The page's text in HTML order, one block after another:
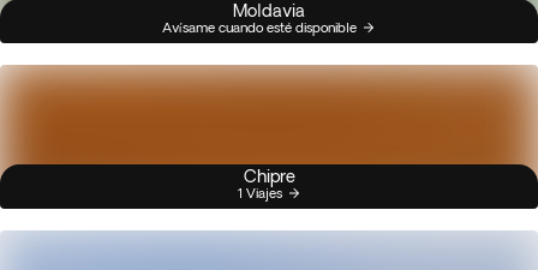
Moldavia
Avísame cuando esté disponible
Chipre
1 Viajes